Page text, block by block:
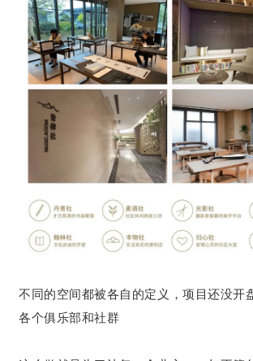
不同的空间都被各自的定义，项目还没开
各个俱乐部和社群